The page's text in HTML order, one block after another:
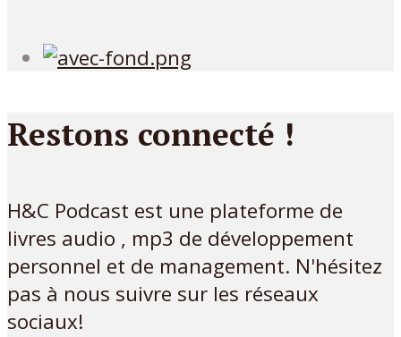
Restons connecté !
H&C Podcast est une plateforme de
livres audio , mp3 de développement
personnel et de management. N'hésitez
pas à nous suivre sur les réseaux
sociaux!